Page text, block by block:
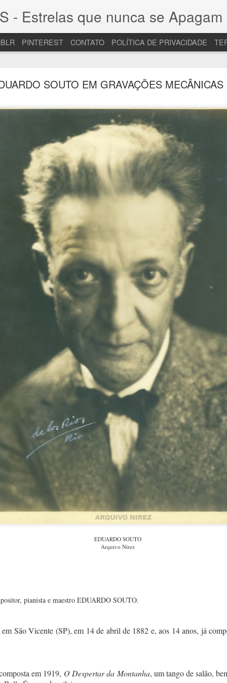
SOUTO EM GRAVAÇÕES MECÂNICAS
EDUARDO SOUTO
Arquivo Nirez
pianista e maestro EDUARDO SOUTO.
São Vicente (SP), em 14 de abril de 1882 e, aos 14 anos, já
em 1919, O Despertar da Montanha, um tango de salão,
- Estrelas que nunca se Apagam
PINTEREST CONTATO POLÍTICA DE PRIVACIDADE
RELEMBRANDO HEKEL TAVARES
HEKEL TAVARES
O Cruzeiro, 1930.
http://memoria.bn.br
e regente HEKEL TAVARES.
Setubal (AL), em 16 de setembro de 1896.
início em 1926, como compositor e pianista do teatro musicado.